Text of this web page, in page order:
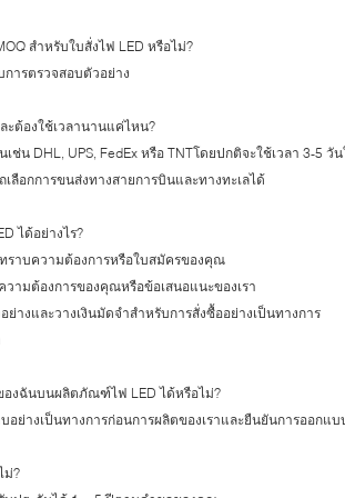
สำหรับใบสั่งไฟ LED หรือไม่?
ารตรวจสอบตัวอย่าง
ต้องใช้เวลานานแค่ไหน?
ช่น DHL, UPS, FedEx หรือ TNTโดยปกติจะใช้เวลา 3-5 วั
ลือกการขนส่งทางสายการบินและทางทะเลได้
ได้อย่างไร?
ราบความต้องการหรือใบสมัครของคุณ
วามต้องการของคุณหรือข้อเสนอแนะของเรา
างและวางเงินมัดจำสำหรับการสั่งซื้ออย่างเป็นทางการ
องฉันบนผลิตภัณฑ์ไฟ LED ได้หรือไม่?
อย่างเป็นทางการก่อนการผลิตของเราและยืนยันการออกแ
ม่?